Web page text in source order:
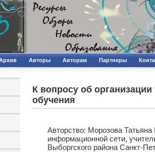
Авторы Авторам Партнеры
К вопросу об
обучения
Авторcтво: Морозова
информационной сети,
Выборгского района Санкт-